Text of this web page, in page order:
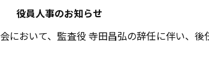
役員人事のお知らせ
において、監査役 寺田昌弘の辞任に伴い、後